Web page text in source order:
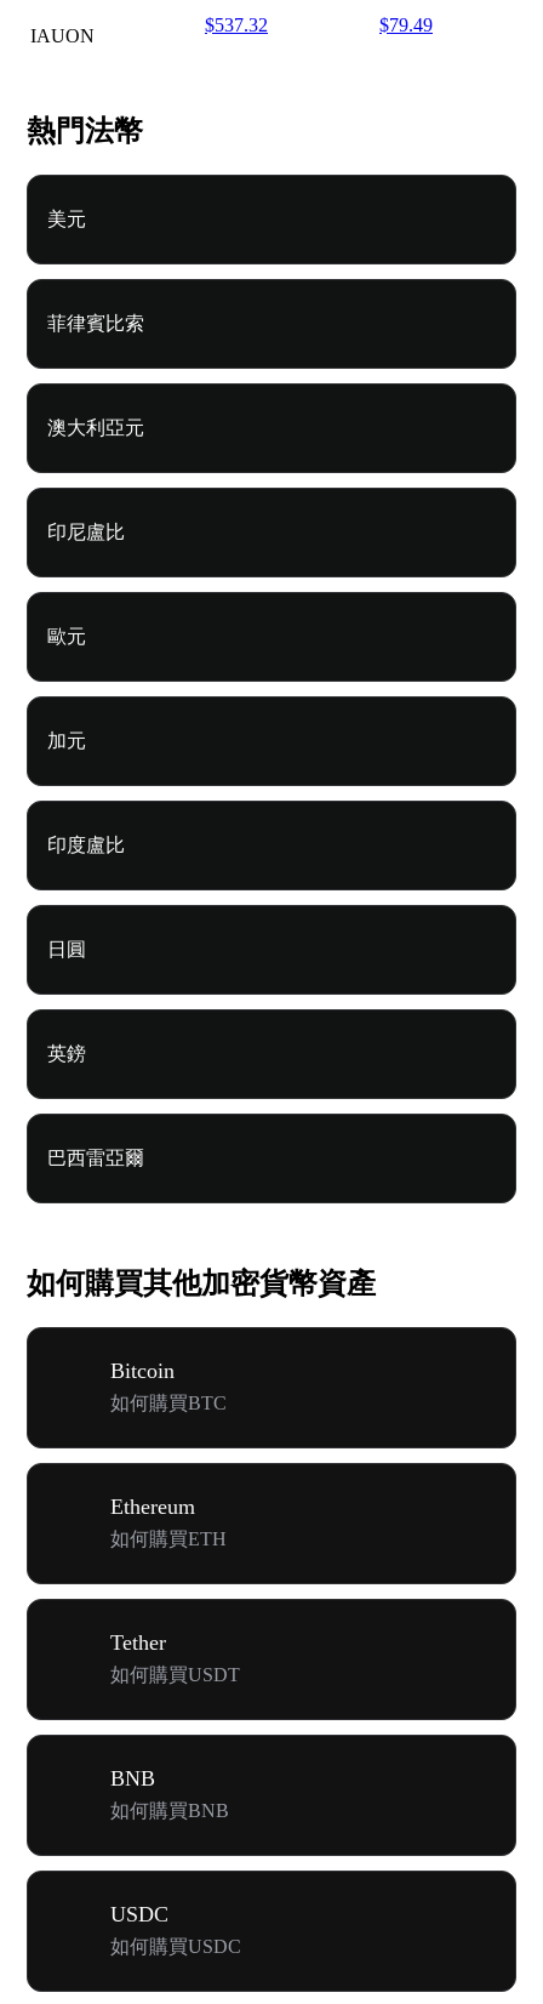
IAUON
$537.32 $79.49
熱門法幣
美元
菲律賓比索
澳大利亞元
印尼盧比
歐元
加元
印度盧比
日圓
英鎊
巴西雷亞爾
如何購買其他加密貨幣資產
Bitcoin
如何購買BTC
Ethereum
如何購買ETH
Tether
如何購買USDT
BNB
如何購買BNB
USDC
如何購買USDC